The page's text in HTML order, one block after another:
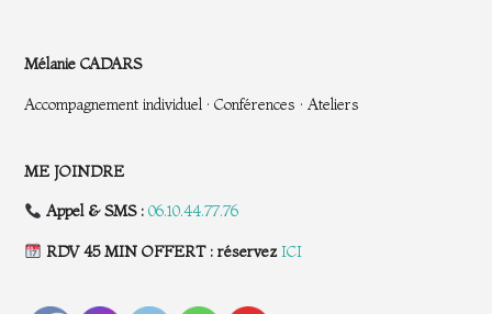
Mélanie CADARS
Accompagnement individuel · Conférences · Ateliers
ME JOINDRE
Appel & SMS : 06.10.44.77.76
RDV 45 MIN OFFERT : réservez ICI